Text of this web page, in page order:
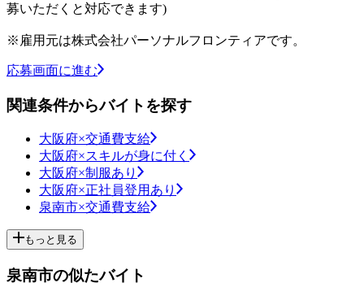
募いただくと対応できます)
※雇用元は株式会社パーソナルフロンティアです。
応募画面に進む
関連条件からバイトを探す
大阪府×交通費支給
大阪府×スキルが身に付く
大阪府×制服あり
大阪府×正社員登用あり
泉南市×交通費支給
もっと見る
泉南市の似たバイト